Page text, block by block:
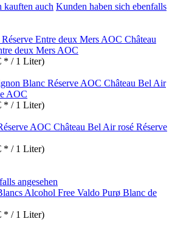
kauften auch Kunden haben sich ebenfalls
Château
deux Mers AOC
* / 1 Liter)
Château Bel Air
AOC
* / 1 Liter)
Château Bel Air rosé Réserve
* / 1 Liter)
angesehen
Valdo Purø Blanc de
* / 1 Liter)